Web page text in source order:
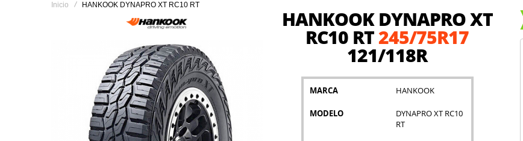
Inicio HANKOOK DYNAPRO XT RC10 RT
HANKOOK DYNAPRO XT
RC10 RT245/75R17
121/118R
MARCA HANKOOK
MODELO
DYNAPRO XT RC10
RT